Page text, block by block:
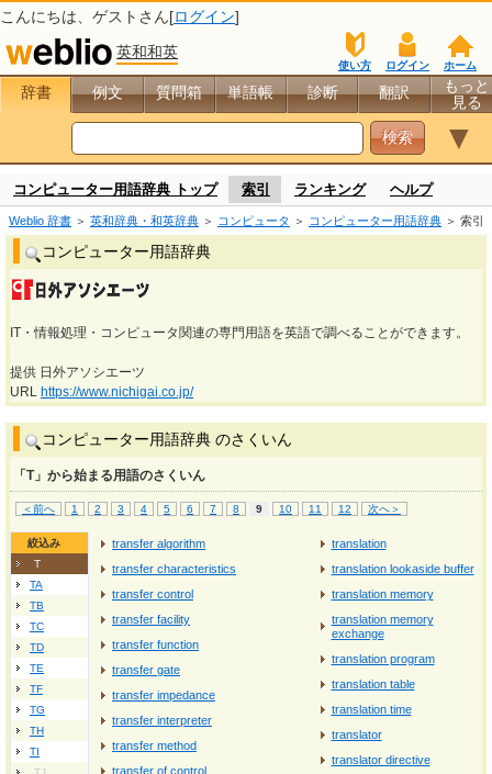
こんにちは、 ゲスト さん[ログイン]
英和和英
ホーム
ログイン
使い方
辞書 例文 質問箱 単語帳 診断 翻訳
もっと
見る
▼
コンピューター用語辞典 トップ 索引 ランキング ヘルプ
Weblio 辞書 ＞ 英和辞典・和英辞典 ＞ コンピュータ ＞ コンピューター用語辞典 ＞ 索引
コンピューター用語辞典
IT・情報処理・コンピュータ関連の専門用語を英語で調べることができます。
提供 日外アソシエーツ
URL https://www.nichigai.co.jp/
コンピューター用語辞典 のさくいん
「T」から始まる用語のさくいん
＜前へ 1 2 3 4 5 6 7 8 9 10 11 12 次へ＞
絞込み
T
TA
TB
TC
TD
TE
TF
TG
TH
TI
transfer algorithm
transfer characteristics
transfer control
transfer facility
transfer function
transfer gate
transfer impedance
transfer interpreter
transfer method
transfer of control
translation
translation lookaside buffer
translation memory
translation memory
exchange
translation program
translation table
translation time
translator
translator directive